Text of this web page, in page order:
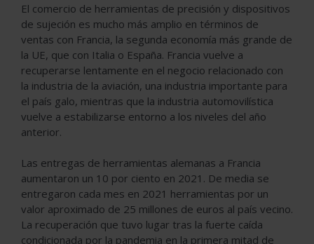
El comercio de herramientas de precisión y dispositivos
de sujeción es mucho más amplio en términos de
ventas con Francia, la segunda economía más grande de
la UE, que con Italia o España. Francia vuelve a
recuperarse lentamente en el negocio relacionado con
la industria de la aviación, una industria importante para
el país galo, mientras que la industria automovilística
vuelve a estabilizarse entorno a los niveles del año
anterior.
Las entregas de herramientas alemanas a Francia
aumentaron un 10 por ciento en 2021. De media se
entregaron cada mes en 2021 herramientas por un
valor aproximado de 25 millones de euros al país vecino.
La recuperación que tuvo lugar tras la fuerte caída
condicionada por la pandemia en la primera mitad de